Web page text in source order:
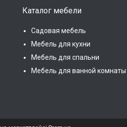
Каталог мебели
Садовая мебель
Мебель для кухни
Мебель для спальни
Мебель для ванной комнаты